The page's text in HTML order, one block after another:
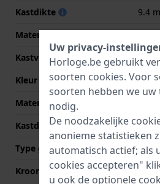
Kastdikte
9.4
Materiaal
Kastvorm
Rond
Kleur kast
Zilver
Materiaal kastdeksel
Kastdeksel
Type glas
Kroon
Trek
Uw privacy-
Horloge.be gebruikt
soorten cookies. Voor
soorten hebben we
nodig.
De noodzakelijke
anonieme statistieken
automatisch actief; als
cookies accepteren"
u ook de optionele